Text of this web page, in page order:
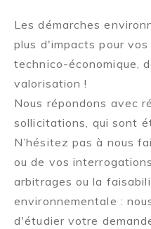
Les démarches
plus d'impacts pour
technico-économique,
valorisation !
Nous répondons avec
sollicitations, qui sont
N’hésitez pas à nous
ou de vos
arbitrages ou la
environnementale :
d'étudier votre